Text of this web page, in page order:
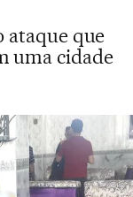
ataque que
uma cidade